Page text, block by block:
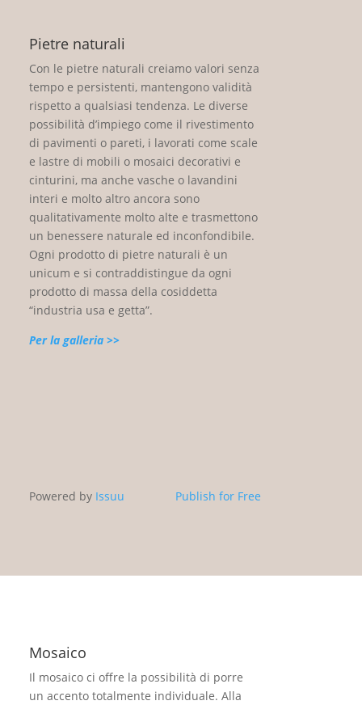
Pietre naturali
Con le pietre naturali creiamo valori senza
tempo e persistenti, mantengono validità
rispetto a qualsiasi tendenza. Le diverse
possibilità d’impiego come il rivestimento
di pavimenti o pareti, i lavorati come scale
e lastre di mobili o mosaici decorativi e
cinturini, ma anche vasche o lavandini
interi e molto altro ancora sono
qualitativamente molto alte e trasmettono
un benessere naturale ed inconfondibile.
Ogni prodotto di pietre naturali è un
unicum e si contraddistingue da ogni
prodotto di massa della cosiddetta
“industria usa e getta”.
Per la galleria >>
Powered by Issuu Publish for Free
Mosaico
Il mosaico ci offre la possibilità di porre
un accento totalmente individuale. Alla